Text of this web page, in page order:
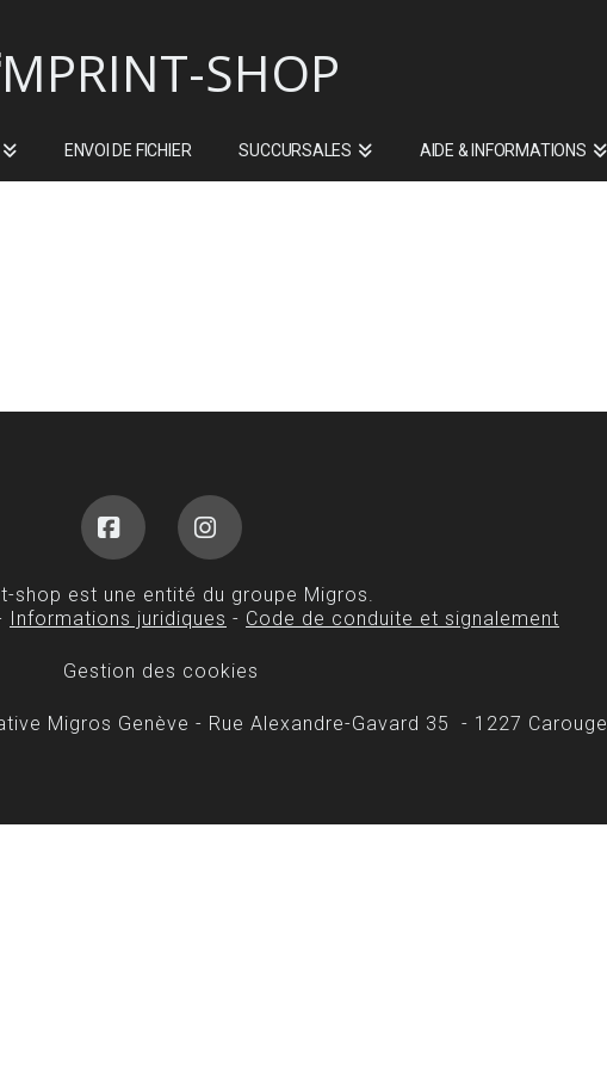
ENVOI DE FICHIER SUCCURSALES AIDE & INFORMATIONS
FacebookInstagram
shop est une entité du groupe Migros.
Informations juridiques - Code de conduite et signalement
Gestion des cookies
Migros Genève - Rue Alexandre-Gavard 35 - 1227 Carouge